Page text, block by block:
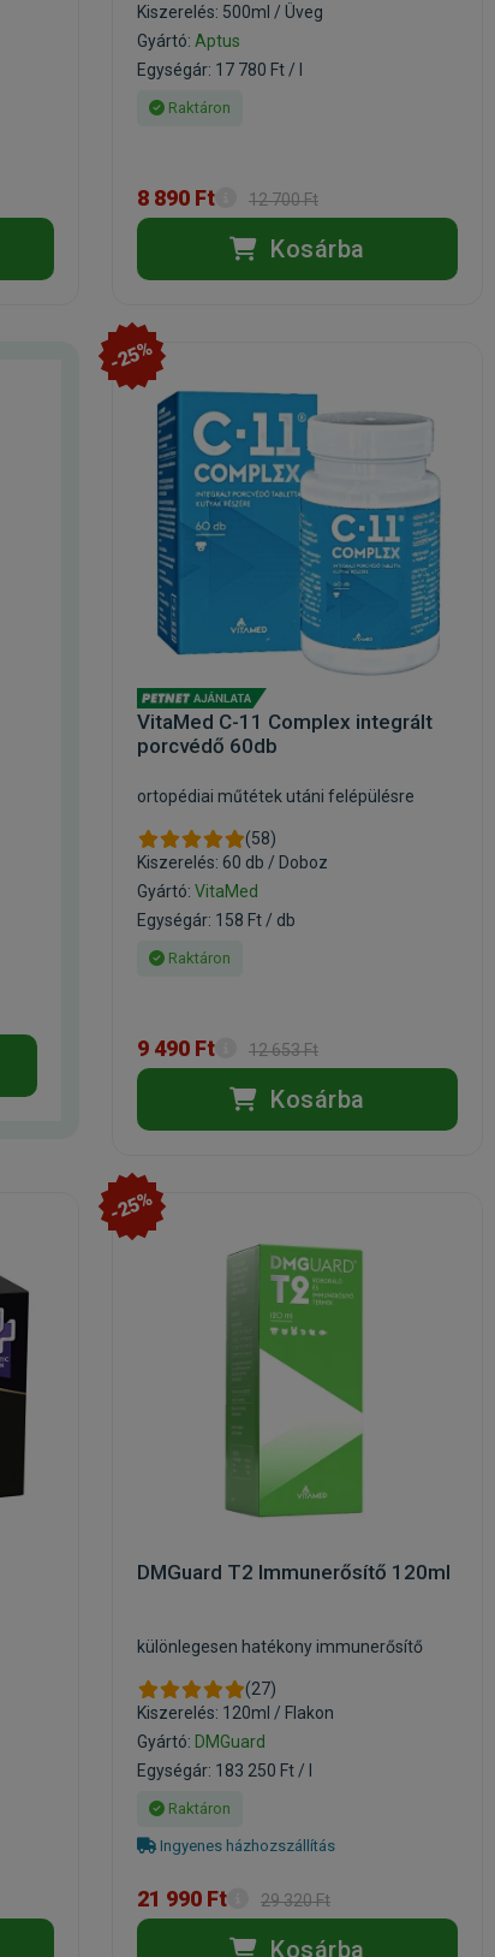
Kiszerelés: 500ml / Üveg
Gyártó: Aptus
Egységár: 17 780 Ft / l
Raktáron
8 890 Ft 12 700 Ft
Kosárba
-25%
VitaMed C-11 Complex integrált
porcvédő 60db
ortopédiai műtétek utáni felépülésre
(58)
Kiszerelés: 60 db / Doboz
Gyártó: VitaMed
Egységár: 158 Ft / db
Raktáron
9 490 Ft 12 653 Ft
Kosárba
-25%
DMGuard T2 Immunerősítő 120ml
különlegesen hatékony immunerősítő
(27)
Kiszerelés: 120ml / Flakon
Gyártó: DMGuard
Egységár: 183 250 Ft / l
Raktáron
Ingyenes házhozszállítás
21 990 Ft 29 320 Ft
Kosárba